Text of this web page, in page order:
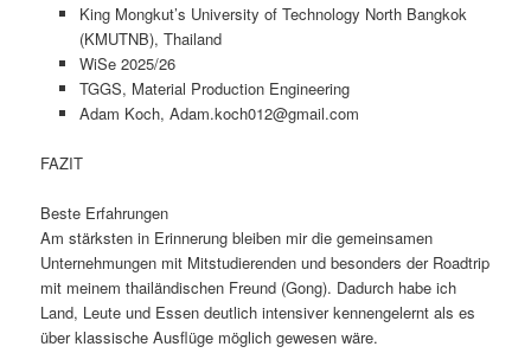
King Mongkut’s University of Technology North Bangkok
(KMUTNB), Thailand
WiSe 2025/26
TGGS, Material Production Engineering
Adam Koch, Adam.koch012@gmail.com
FAZIT
Beste Erfahrungen
Am stärksten in Erinnerung bleiben mir die gemeinsamen
Unternehmungen mit Mitstudierenden und besonders der Roadtrip
mit meinem thailändischen Freund (Gong). Dadurch habe ich
Land, Leute und Essen deutlich intensiver kennengelernt als es
über klassische Ausflüge möglich gewesen wäre.